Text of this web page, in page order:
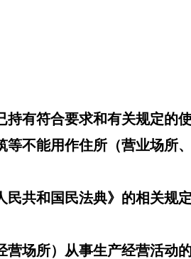
有符合要求和有关规定的使
不能用作住所（营业场所
共和国民法典》的相关规
场所）从事生产经营活动